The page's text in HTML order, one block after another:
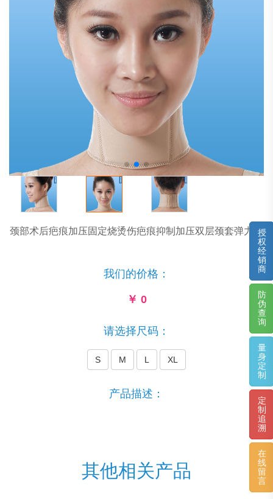
颈部术后疤痕加压固定烧烫伤疤痕抑制加压双层颈套弹力套
我们的价格：
￥ 0
请选择尺码：
S M L XL
产品描述：
其他相关产品
授
权
经
销
商
防
伪
查
询
量
身
定
制
定
制
追
溯
在
线
留
言